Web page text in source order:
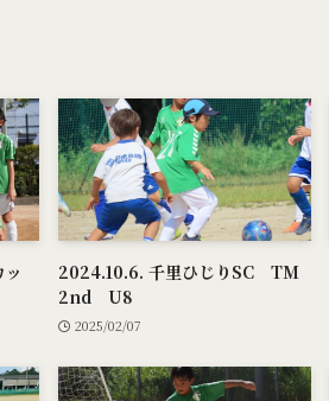
2024.10.6. 千里ひじりSC TM
2nd U8
2025/02/07